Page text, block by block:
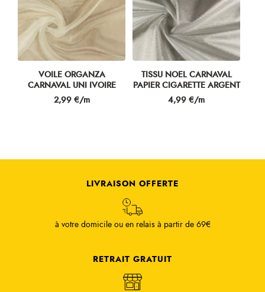
VOILE ORGANZA
CARNAVAL UNI IVOIRE
Prix
2,99 €/m
TISSU NOEL CARNAVAL
PAPIER CIGARETTE ARGENT
Prix
4,99 €/m
LIVRAISON OFFERTE
à votre domicile ou en relais à partir de 69€
RETRAIT GRATUIT